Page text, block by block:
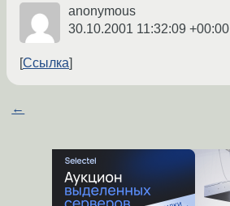
anonymous
30.10.2001 11:32:09 +00:00
Ссылка
←